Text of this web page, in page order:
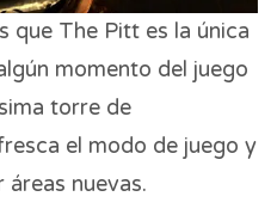
que The Pitt es la única
momento del juego
torre de
el modo de juego y
nuevas.